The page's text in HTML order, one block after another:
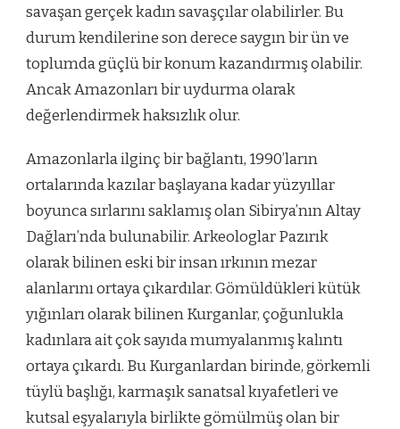
savaşan gerçek kadın savaşçılar olabilirler. Bu
durum kendilerine son derece saygın bir ün ve
toplumda güçlü bir konum kazandırmış olabilir.
Ancak Amazonları bir uydurma olarak
değerlendirmek haksızlık olur.
Amazonlarla ilginç bir bağlantı, 1990’ların
ortalarında kazılar başlayana kadar yüzyıllar
boyunca sırlarını saklamış olan Sibirya’nın Altay
Dağları’nda bulunabilir. Arkeologlar Pazırık
olarak bilinen eski bir insan ırkının mezar
alanlarını ortaya çıkardılar. Gömüldükleri kütük
yığınları olarak bilinen Kurganlar, çoğunlukla
kadınlara ait çok sayıda mumyalanmış kalıntı
ortaya çıkardı. Bu Kurganlardan birinde, görkemli
tüylü başlığı, karmaşık sanatsal kıyafetleri ve
kutsal eşyalarıyla birlikte gömülmüş olan bir